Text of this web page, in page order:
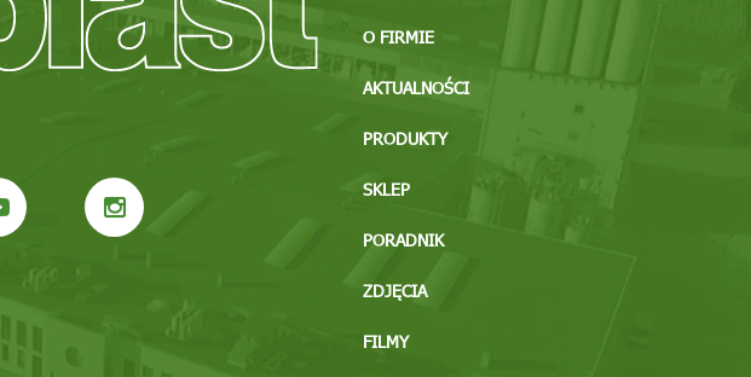
O FIRMIE
AKTUALNOŚCI
PRODUKTY
SKLEP
PORADNIK
ZDJĘCIA
FILMY